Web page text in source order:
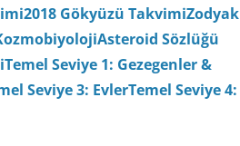
2018 Gökyüzü TakvimiZodyak
Asteroid Sözlüğü
Temel Seviye 1: Gezegenler &
Seviye 3: EvlerTemel Seviye 4: